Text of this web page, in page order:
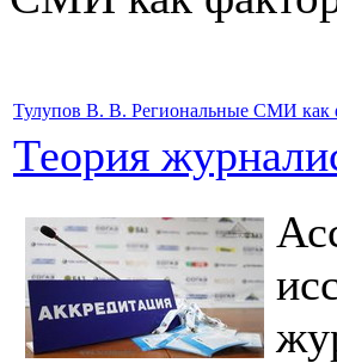
Тулупов В. В. Региональные СМИ как
Теория